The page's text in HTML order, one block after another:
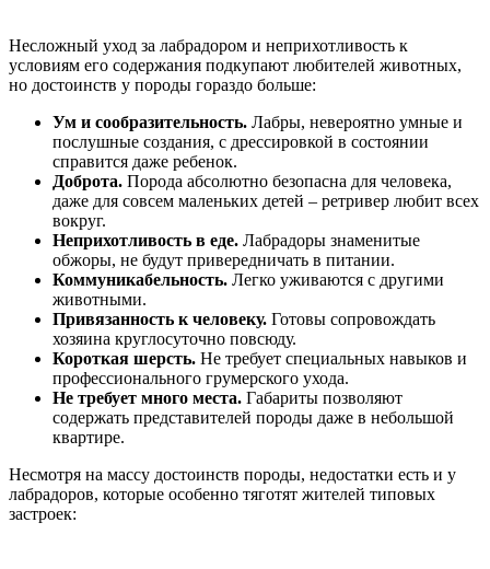
Несложный уход за лабрадором и неприхотливость к
условиям его содержания подкупают любителей животных,
но достоинств у породы гораздо больше:
Ум и сообразительность. Лабры, невероятно умные и
послушные создания, с дрессировкой в состоянии
справится даже ребенок.
Доброта. Порода абсолютно безопасна для человека,
даже для совсем маленьких детей – ретривер любит всех
вокруг.
Неприхотливость в еде. Лабрадоры знаменитые
обжоры, не будут привередничать в питании.
Коммуникабельность. Легко уживаются с другими
животными.
Привязанность к человеку. Готовы сопровождать
хозяина круглосуточно повсюду.
Короткая шерсть. Не требует специальных навыков и
профессионального грумерского ухода.
Не требует много места. Габариты позволяют
содержать представителей породы даже в небольшой
квартире.
Несмотря на массу достоинств породы, недостатки есть и у
лабрадоров, которые особенно тяготят жителей типовых
застроек: